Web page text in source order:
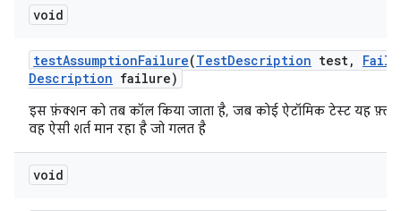
void
testAssumptionFailure(TestDescription test,
Description failure)
इस फ़ंक्शन को तब कॉल किया जाता है, जब कोई ऐटॉमिक टेस्ट यह
वह ऐसी शर्त मान रहा है जो गलत है
void